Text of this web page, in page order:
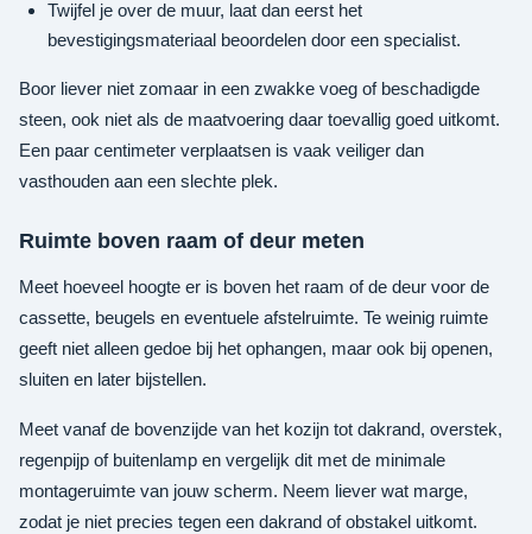
Twijfel je over de muur, laat dan eerst het
bevestigingsmateriaal beoordelen door een specialist.
Boor liever niet zomaar in een zwakke voeg of beschadigde
steen, ook niet als de maatvoering daar toevallig goed uitkomt.
Een paar centimeter verplaatsen is vaak veiliger dan
vasthouden aan een slechte plek.
Ruimte boven raam of deur meten
Meet hoeveel hoogte er is boven het raam of de deur voor de
cassette, beugels en eventuele afstelruimte. Te weinig ruimte
geeft niet alleen gedoe bij het ophangen, maar ook bij openen,
sluiten en later bijstellen.
Meet vanaf de bovenzijde van het kozijn tot dakrand, overstek,
regenpijp of buitenlamp en vergelijk dit met de minimale
montageruimte van jouw scherm. Neem liever wat marge,
zodat je niet precies tegen een dakrand of obstakel uitkomt.